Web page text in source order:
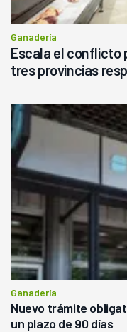
Ganadería
Escala el conflicto
tres provincias
Ganadería
Nuevo trámite
un plazo de 90 días